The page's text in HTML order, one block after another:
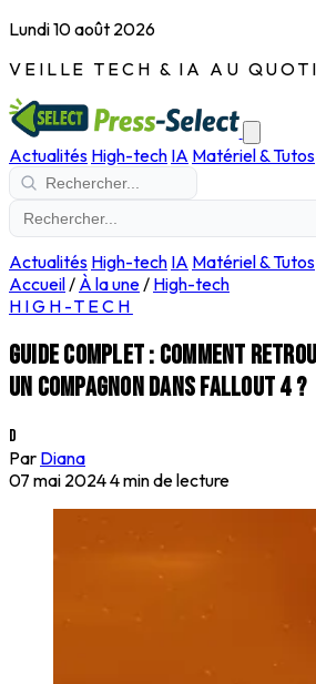
Lundi 10 août 2026
VEILLE TECH & IA AU
Actualités High-tech IA Matériel & Tutos
Actualités High-tech IA Matériel & Tutos
Accueil/ À la une/ High-tech
HIGH-TECH
Guide complet : comment
un compagnon dans Fallout 4 ?
D
Par Diana
07 mai 20244 min de lecture